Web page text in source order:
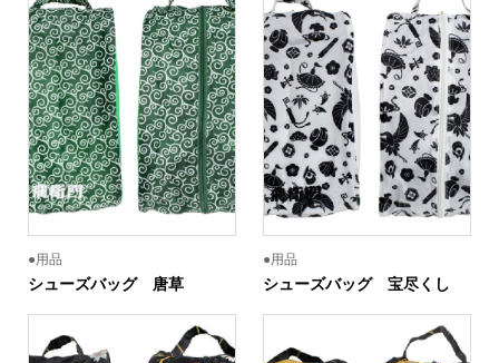
●用品
シューズバッグ 唐草
●用品
シューズバッグ 宝尽くし